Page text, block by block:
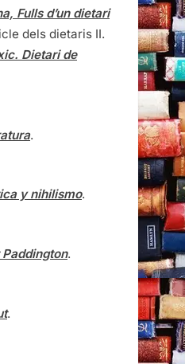
Fulls d’un dietari
dels dietaris II.
Dietari de
.
y nihilismo.
.
.